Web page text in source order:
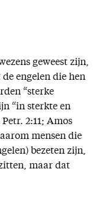
geweest zijn,
engelen die hen
“sterke
“in sterkte en
2:11; Amos
mensen die
bezeten zijn,
maar dat